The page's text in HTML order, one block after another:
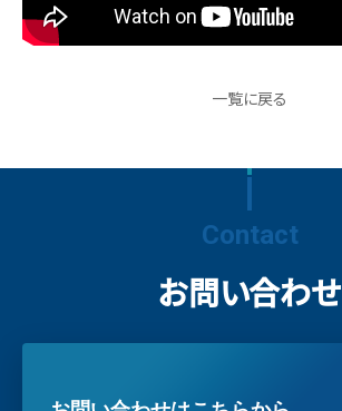
一覧に戻る
Contact
お問い合わせ